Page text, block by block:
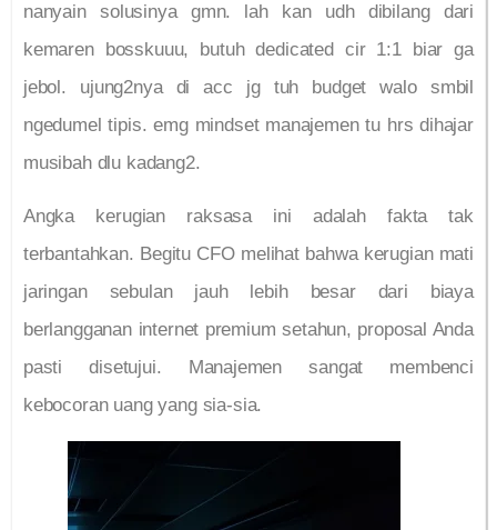
nanyain solusinya gmn. lah kan udh dibilang dari
kemaren bosskuuu, butuh dedicated cir 1:1 biar ga
jebol. ujung2nya di acc jg tuh budget walo smbil
ngedumel tipis. emg mindset manajemen tu hrs dihajar
musibah dlu kadang2.
Angka kerugian raksasa ini adalah fakta tak
terbantahkan. Begitu CFO melihat bahwa kerugian mati
jaringan sebulan jauh lebih besar dari biaya
berlangganan internet premium setahun, proposal Anda
pasti disetujui. Manajemen sangat membenci
kebocoran uang yang sia-sia.